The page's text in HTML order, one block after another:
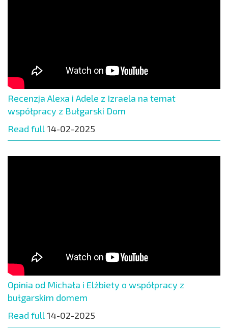
Recenzja Alexa i Adele z Izraela na temat
współpracy z Bułgarski Dom
Read full 14-02-2025
Opinia od Michała i Elżbiety o współpracy z
bułgarskim domem
Read full 14-02-2025